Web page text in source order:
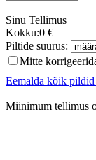
Sinu Tellimus
Kokku:0 €
Piltide suurus:
Mitte
Eemalda kõik pildid
Miinimum tellimus